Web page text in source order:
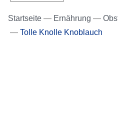
Startseite Ernährung
Tolle Knolle Knoblauch